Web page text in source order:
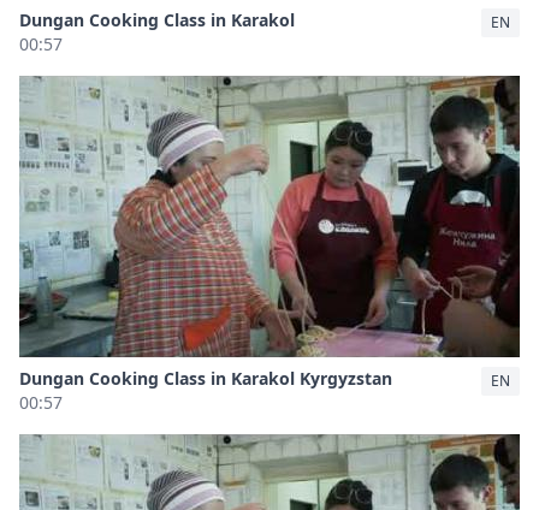
Dungan Cooking Class in Karakol
00:57
EN
Dungan Cooking Class in Karakol Kyrgyzstan
00:57
EN